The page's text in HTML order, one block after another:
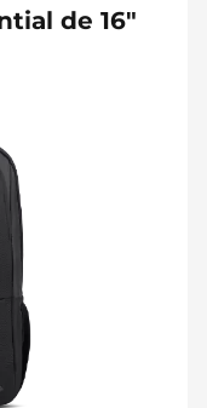
de 16"